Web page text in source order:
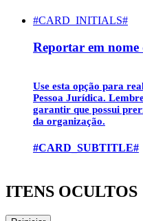
#CARD_INITIALS#
Reportar em nome
Use esta opção para
Pessoa Jurídica.
garantir que possui
da organização.
#CARD_SUBTITLE#
ITENS OCULTOS